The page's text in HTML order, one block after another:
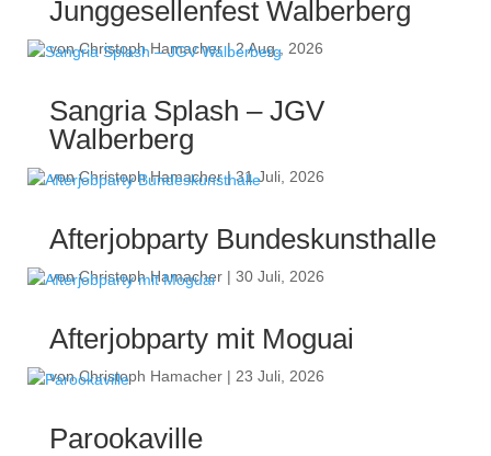
Junggesellenfest Walberberg
vonChristoph Hamacher|2 Aug., 2026
Sangria Splash – JGV
Walberberg
vonChristoph Hamacher|31 Juli, 2026
Afterjobparty Bundeskunsthalle
vonChristoph Hamacher| 30 Juli, 2026
Afterjobparty mit Moguai
vonChristoph Hamacher| 23 Juli, 2026
Parookaville